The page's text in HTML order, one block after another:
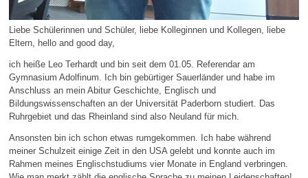
Liebe Schülerinnen und Schüler, liebe Kolleginnen und Kollegen, liebe
Eltern, hello and good day,
ich heiße Leo Terhardt und bin seit dem 01.05. Referendar am
Gymnasium Adolfinum. Ich bin gebürtiger Sauerländer und habe im
Anschluss an mein Abitur Geschichte, Englisch und
Bildungswissenschaften an der Universität Paderborn studiert. Das
Ruhrgebiet und das Rheinland sind also Neuland für mich.
Ansonsten bin ich schon etwas rumgekommen. Ich habe während
meiner Schulzeit einige Zeit in den USA gelebt und konnte auch im
Rahmen meines Englischstudiums vier Monate in England verbringen.